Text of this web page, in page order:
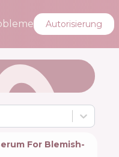
Autorisierung
For Blemish-